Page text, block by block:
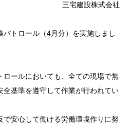
三宅建設株式会社
トロール（4月分）を実施しまし
ロールにおいても、全ての現場で無
全基準を遵守して作業が行われてい
で安心して働ける労働環境作りに努